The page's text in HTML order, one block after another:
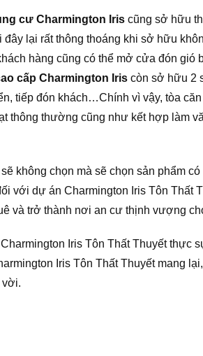
cư Charmington Iris cũng sở hữu
lại rất thông thoáng khi sở hữu
hàng cũng có thể mở cửa đón gió
cấp Charmington Iris còn sở hữu 2
tiếp đón khách…Chính vì vậy, tòa
thông thường cũng như kết hợp làm
không chọn mà sẽ chọn sản phẩm
với dự án Charmington Iris Tôn Thất
và trở thành nơi an cư thịnh vượng
Iris Tôn Thất Thuyết thực
Iris Tôn Thất Thuyết mang
vời.